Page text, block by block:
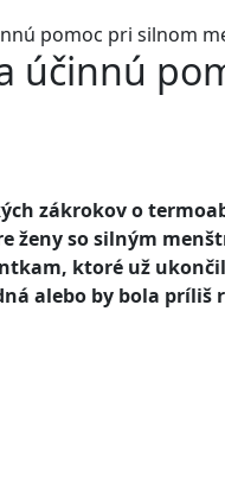
pomoc pri silnom
účinnú
zákrokov o
ženy so silným
ktoré už
alebo by bola príliš